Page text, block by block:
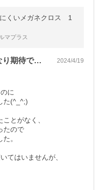
くいメガネクロス 1
マプラス
乾燥しやすいが、効果はかなり期待できます 2024/4/19
に
た(^_^;)
とがなく、
たので
。
てはいませんが、